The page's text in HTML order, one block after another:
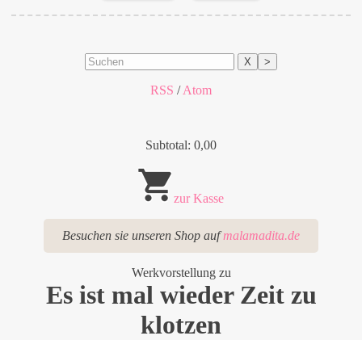
X >
RSS /Atom
Subtotal: 0,00
zur Kasse
Besuchen sie unseren Shop aufmalamadita.de
Werkvorstellung zu
Es ist mal wieder Zeit zu
klotzen